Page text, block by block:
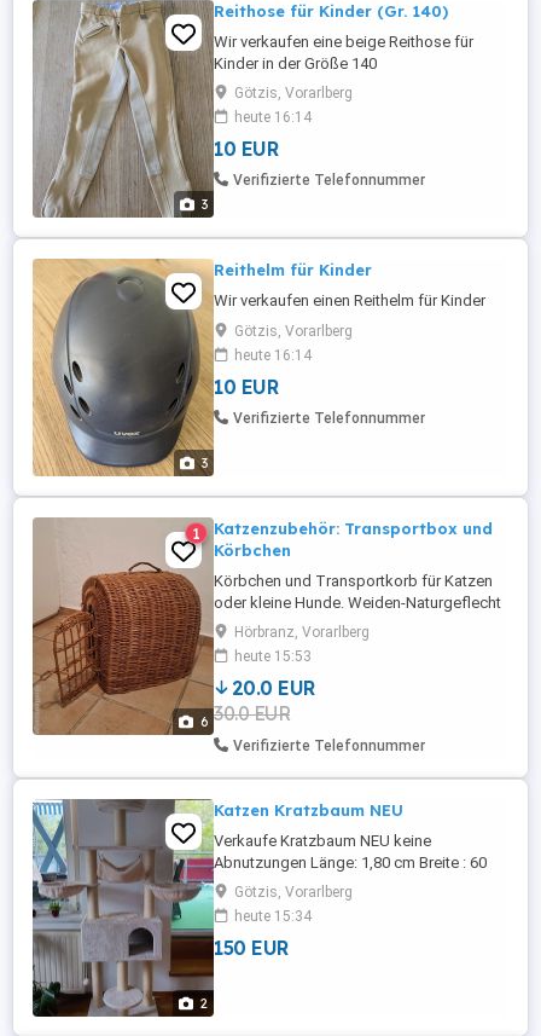
3
Reithose für Kinder (Gr. 140)
Wir verkaufen eine beige Reithose für
Kinder in der Größe 140
Götzis, Vorarlberg
heute 16:14
10 EUR
Verifizierte Telefonnummer
3
Reithelm für Kinder
Wir verkaufen einen Reithelm für Kinder
Götzis, Vorarlberg
heute 16:14
10 EUR
Verifizierte Telefonnummer
6
1
Katzenzubehör: Transportbox und
Körbchen
Körbchen und Transportkorb für Katzen
oder kleine Hunde. Weiden-Naturgeflecht
mit natürlicher Sauerstoff-Zufuhr.
Langlebig und stabil. Einzeln abzugeben
um Euro 15 für Box und Euro 8 für
Körbchen. Zusammen um Euro 20
Hörbranz, Vorarlberg
heute 15:53
20.0 EUR
30.0 EUR
Verifizierte Telefonnummer
2
Katzen Kratzbaum NEU
Verkaufe Kratzbaum NEU keine
Abnutzungen Länge: 1,80 cm Breite : 60
cm Tiefe: 50 cm
Götzis, Vorarlberg
heute 15:34
150 EUR